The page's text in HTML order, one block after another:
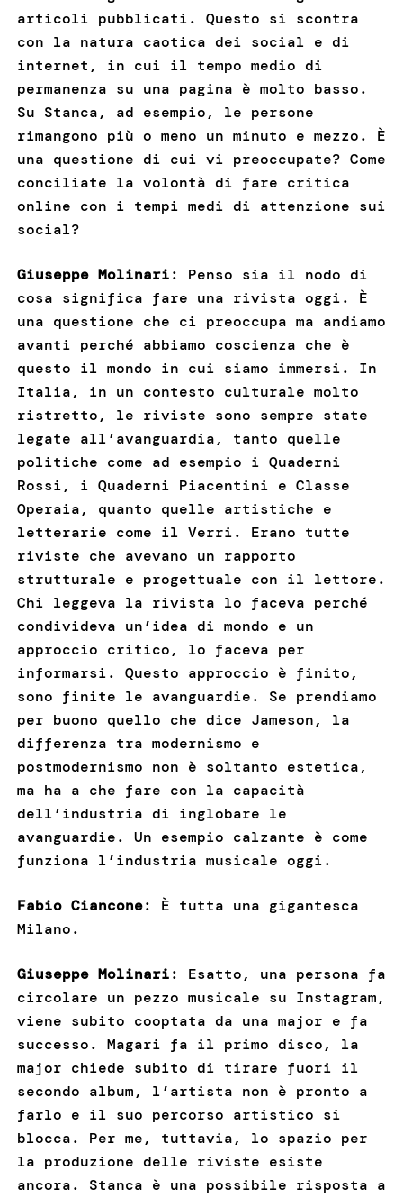
articoli pubblicati. Questo si scontra
con la natura caotica dei social e di
internet, in cui il tempo medio di
permanenza su una pagina è molto basso.
Su Stanca, ad esempio, le persone
rimangono più o meno un minuto e mezzo. È
una questione di cui vi preoccupate? Come
conciliate la volontà di fare critica
online con i tempi medi di attenzione sui
social?
Giuseppe Molinari: Penso sia il nodo di
cosa significa fare una rivista oggi. È
una questione che ci preoccupa ma andiamo
avanti perché abbiamo coscienza che è
questo il mondo in cui siamo immersi. In
Italia, in un contesto culturale molto
ristretto, le riviste sono sempre state
legate all’avanguardia, tanto quelle
politiche come ad esempio i Quaderni
Rossi, i Quaderni Piacentini e Classe
Operaia, quanto quelle artistiche e
letterarie come il Verri. Erano tutte
riviste che avevano un rapporto
strutturale e progettuale con il lettore.
Chi leggeva la rivista lo faceva perché
condivideva un’idea di mondo e un
approccio critico, lo faceva per
informarsi. Questo approccio è finito,
sono finite le avanguardie. Se prendiamo
per buono quello che dice Jameson, la
differenza tra modernismo e
postmodernismo non è soltanto estetica,
ma ha a che fare con la capacità
dell’industria di inglobare le
avanguardie. Un esempio calzante è come
funziona l’industria musicale oggi.
Fabio Ciancone: È tutta una gigantesca
Milano.
Giuseppe Molinari: Esatto, una persona fa
circolare un pezzo musicale su Instagram,
viene subito cooptata da una major e fa
successo. Magari fa il primo disco, la
major chiede subito di tirare fuori il
secondo album, l’artista non è pronto a
farlo e il suo percorso artistico si
blocca. Per me, tuttavia, lo spazio per
la produzione delle riviste esiste
ancora. Stanca è una possibile risposta a